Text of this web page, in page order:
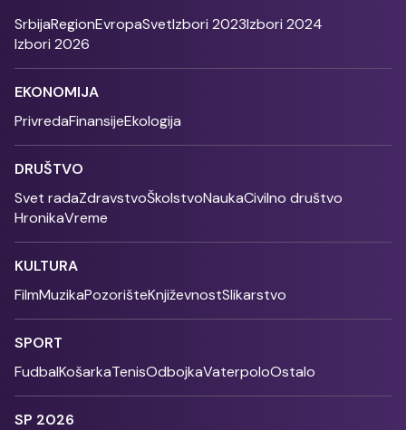
SrbijaRegionEvropaSvetIzbori 2023Izbori 2024
Izbori 2026
EKONOMIJA
PrivredaFinansijeEkologija
DRUŠTVO
Svet radaZdravstvoŠkolstvoNaukaCivilno društvo
HronikaVreme
KULTURA
FilmMuzikaPozorišteKnjiževnostSlikarstvo
SPORT
FudbalKošarkaTenisOdbojkaVaterpoloOstalo
SP 2026